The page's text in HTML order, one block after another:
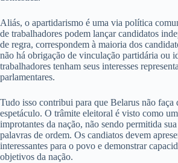
Aliás, o apartidarismo é uma via política
de trabalhadores podem lançar candidatos
de regra, correspondem à maioria dos
não há obrigação de vinculação partidária ou
trabalhadores tenham seus interesses
parlamentares.
Tudo isso contribui para que Belarus não faça
espetáculo. O trâmite eleitoral é visto como
improtantes da nação, não sendo permitida
palavras de ordem. Os candiatos devem
interessantes para o povo e demonstrar
objetivos da nação.